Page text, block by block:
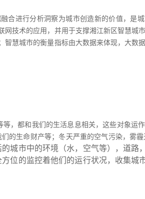
合进行分析洞察为城市创造新的价值，是
技术的应用，并用于支撑湘江新区智慧城
慧城市的衡量指标由大数据来体现，大数
，都和我们的生活息息相关，这些对象运
的生命财产等；冬天严重的空气污染，雾霾
城市中的环境（水，空气等），道路
位的监控着他们的运行状况，收集城